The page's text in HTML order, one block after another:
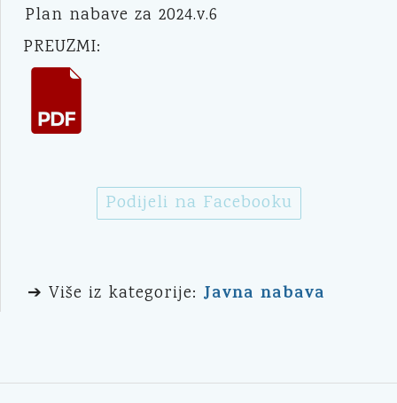
Plan nabave za 2024.v.6
PREUZMI:
Podijeli na Facebooku
➔ Više iz kategorije: Javna nabava